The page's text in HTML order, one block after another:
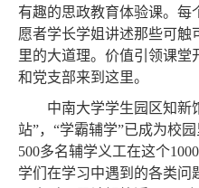
有趣的思政教育体验课。每
愿者学长学姐讲述那些可触
里的大道理。价值引领课堂
和党支部来到这里。
中南大学学生园区知新
站”，“学霸辅学”已成为校
500多名辅学义工在这个
学们在学习中遇到的各类问